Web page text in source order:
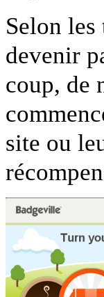
Selon
devenir
coup, de
site ou